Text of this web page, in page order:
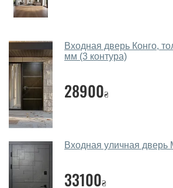
Входная дверь Конго,
мм (3 контура)
28900₴
Входная уличная дверь
33100₴